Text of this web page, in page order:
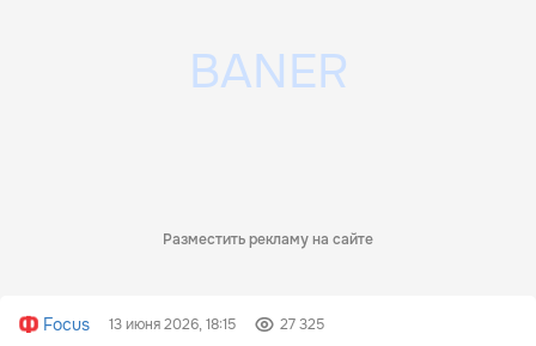
Разместить рекламу на сайте
Focus 13 июня 2026, 18:15 27 325